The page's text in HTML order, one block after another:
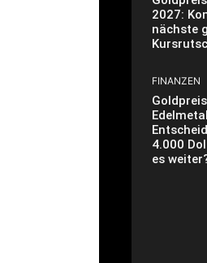
2027:
nächste
FINANZEN
4.000
es